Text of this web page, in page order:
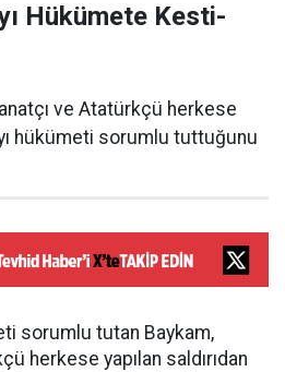
Hükümete Kesti-
ve Atatürkçü herkese
hükümeti sorumlu tuttuğunu
sorumlu tutan Baykam,
herkese yapılan saldırıdan